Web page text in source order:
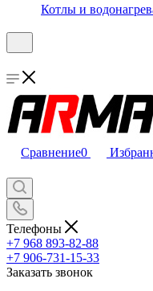
Котлы и
Сравнение0
Телефоны
+7 968 893-82-88
+7 906-731-15-33
Заказать звонок